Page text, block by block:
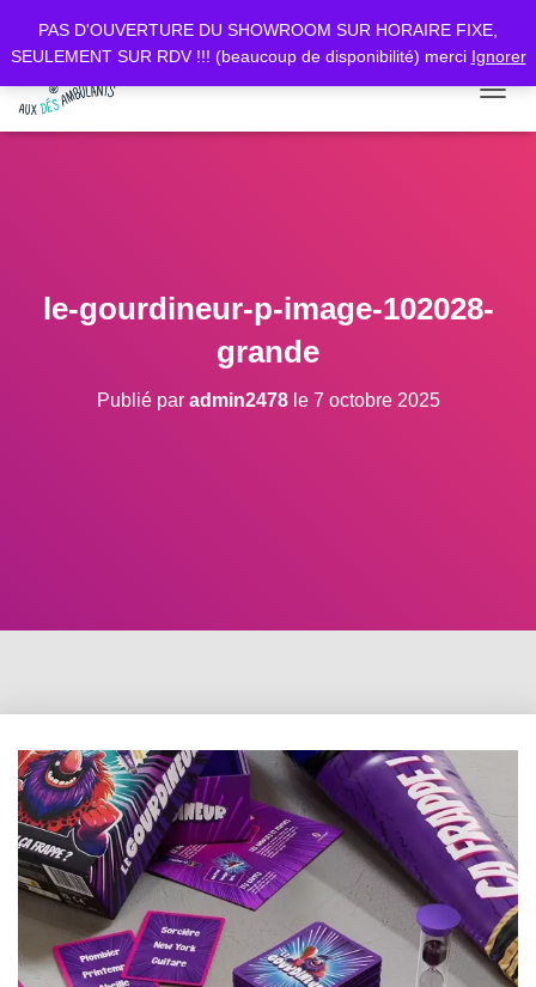
PAS D'OUVERTURE DU SHOWROOM SUR HORAIRE FIXE,
SEULEMENT SUR RDV !!! (beaucoup de disponibilité) merci Ignorer
É
N
le-gourdineur-p-image-102028-
grande
Publié par admin2478le 7 octobre 2025